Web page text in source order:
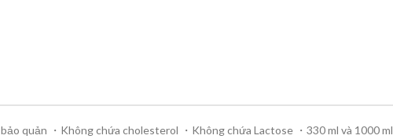
quản ・Không chứa cholesterol ・Không chứa Lactose ・330 ml và 1000 ml